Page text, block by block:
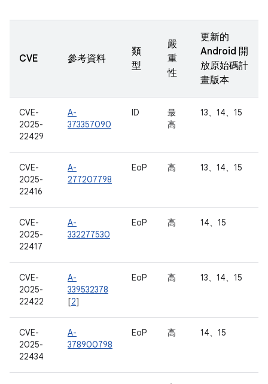
CVE 參考資料
類
型
嚴
重
性
更新的
Android 開
放原始碼計
畫版本
CVE-
2025-
22429
A-
373357090
ID
最
高
13、14、15
CVE-
2025-
22416
A-
277207798
EoP 高 13、14、15
CVE-
2025-
22417
A-
332277530
EoP 高 14、15
CVE-
2025-
22422
A-
339532378
[2]
EoP 高 13、14、15
CVE-
2025-
22434
A-
378900798
EoP 高 14、15